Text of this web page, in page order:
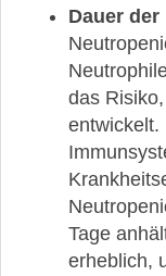
Dauer
das
entwickelt.
Tage
erheblich,